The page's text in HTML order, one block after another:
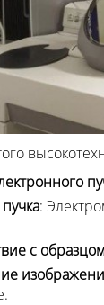
:
с образцом